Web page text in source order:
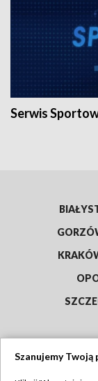
Serwis
Szanujemy Twoją